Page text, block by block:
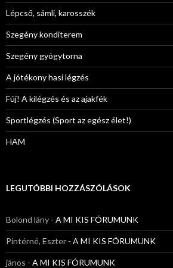
Lépcső, sámli, karosszék
Szegény konditerem
Szegény gyógytorna
A jótékony hasi légzés
Fúj! A kilégzés és az ajakfék
Sportlégzés (Sport az egész élet!)
HAM
LEGUTÓBBI HOZZÁSZÓLÁSOK
Bolond lány - A MI KIS FÓRUMUNK
Pintérné, Eszter - A MI KIS FÓRUMUNK
jános - A MI KIS FÓRUMUNK